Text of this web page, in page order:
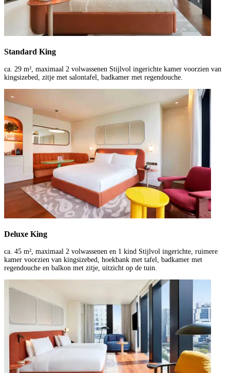
Standard King
ca. 29 m², maximaal 2 volwassenen Stijlvol ingerichte kamer voorzien van
kingsizebed, zitje met salontafel, badkamer met regendouche.
Deluxe King
ca. 45 m², maximaal 2 volwassenen en 1 kind Stijlvol ingerichte, ruimere
kamer voorzien van kingsizebed, hoekbank met tafel, badkamer met
regendouche en balkon met zitje, uitzicht op de tuin.